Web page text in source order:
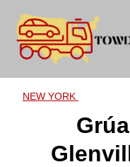
content
NEW YORK